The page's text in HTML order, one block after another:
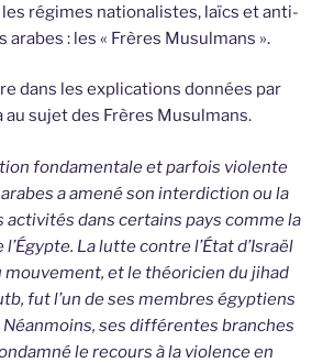
régimes nationalistes, laïcs et anti-
: les « Frères Musulmans ».
dans les explications données par
au sujet des Frères Musulmans.
fondamentale et parfois violente
a amené son interdiction ou la
dans certains pays comme la
La lutte contre l’État d’Israël
et le théoricien du jihad
fut l’un de ses membres égyptiens
Néanmoins, ses différentes branches
le recours à la violence en